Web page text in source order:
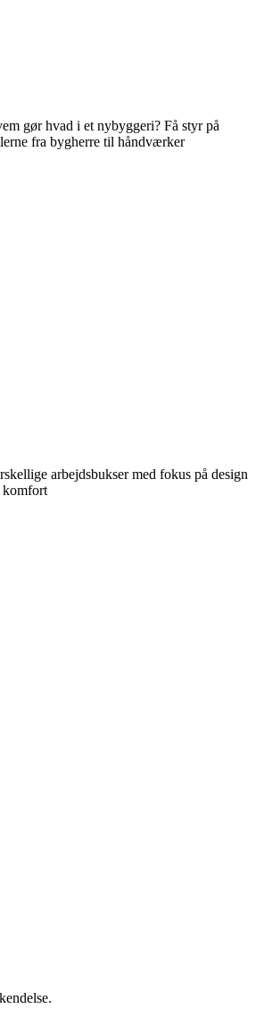
gør hvad i et nybyggeri? Få styr på
fra bygherre til håndværker
arbejdsbukser med fokus på design
komfort